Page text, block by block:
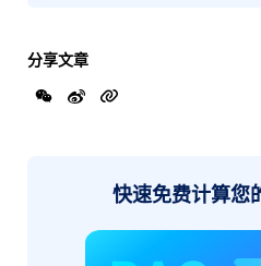
分享文章
快速免费计算您